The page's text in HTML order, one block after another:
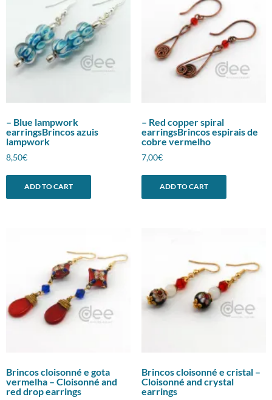
– Blue lampwork
earringsBrincos azuis
lampwork
8,50€
ADD TO CART
– Red copper spiral
earringsBrincos espirais de
cobre vermelho
7,00€
ADD TO CART
Brincos cloisonné e gota
vermelha – Cloisonné and
red drop earrings
Brincos cloisonné e cristal –
Cloisonné and crystal
earrings